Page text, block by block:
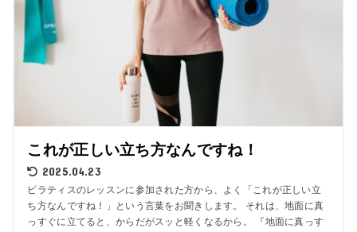
これが正しい立ち方なんですね！
2025.04.23
ピラティスのレッスンに参加された方から、よく「これが正しい立
ち方なんですね！」という言葉をお聞きします。 それは、地面に真
っすぐに立てると、からだがスッと軽くなるから。 『地面に真っす